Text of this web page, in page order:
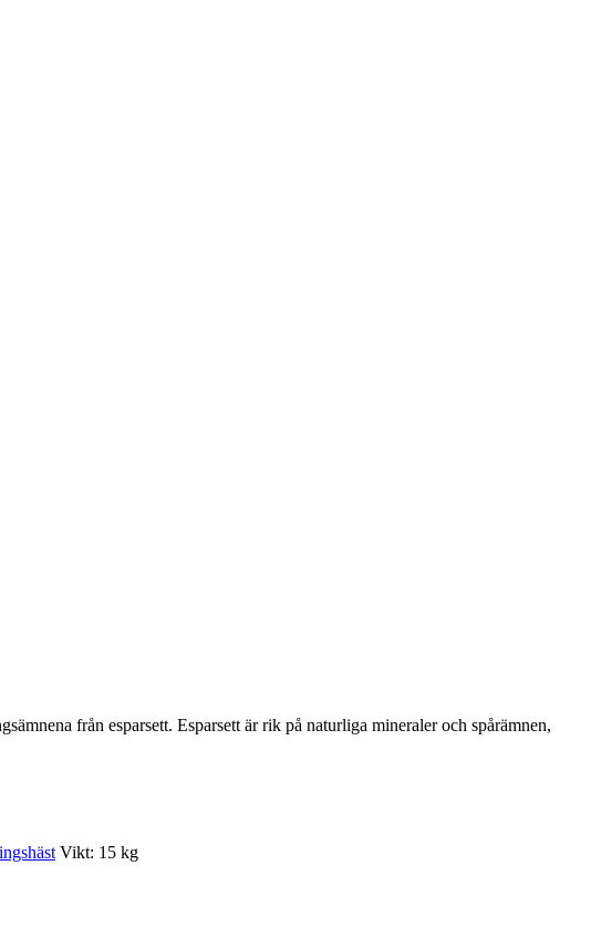
från esparsett. Esparsett är rik på naturliga mineraler och spårämnen,
Vikt: 15 kg